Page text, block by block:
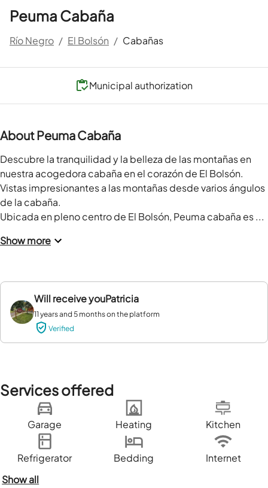
Peuma Cabaña
Río Negro / El Bolsón / Cabañas
Municipal authorization
About Peuma Cabaña
Descubre la tranquilidad y la belleza de las montañas en
nuestra acogedora cabaña en el corazón de El Bolsón.
Vistas impresionantes a las montañas desde varios ángulos
de la cabaña.
Ubicada en pleno centro de El Bolsón, Peuma cabaña es ...
Show more
Will receive youPatricia
11 years and 5 months on the platform
Verified
Services offered
Garage Heating Kitchen
Refrigerator Bedding
Internet
Show all